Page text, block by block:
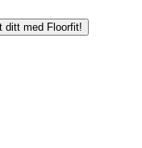
ditt med Floorfit!